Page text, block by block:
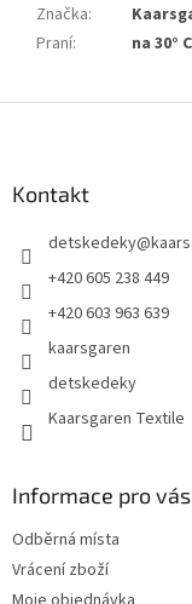
Značka:
Praní: na 30° C
Kontakt
detskedeky@
+420 605 238 449
+420 603 963 639
kaarsgaren
detskedeky
Kaarsgaren Textile
Informace pro vás
Odběrná místa
Vrácení zboží